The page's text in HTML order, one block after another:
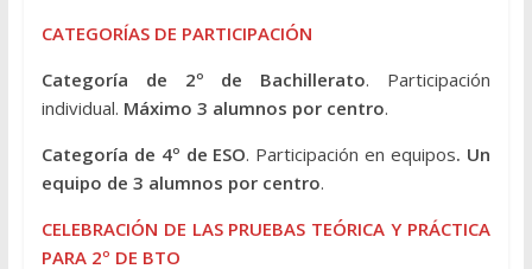
CATEGORÍAS DE PARTICIPACIÓN
Categoría de 2º de Bachillerato. Participación
individual. Máximo 3 alumnos por centro.
Categoría de 4º de ESO. Participación en equipos. Un
equipo de 3 alumnos por centro.
CELEBRACIÓN DE LAS PRUEBAS TEÓRICA Y PRÁCTICA
PARA 2º DE BTO